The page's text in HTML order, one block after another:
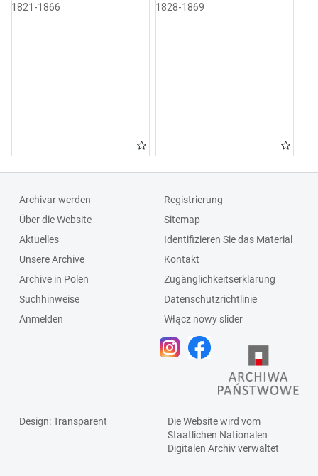
Domainen-
1821-1866
und
1828-1869
Archivar werden
Über die Website
Aktuelles
Unsere Archive
Archive in Polen
Suchhinweise
Anmelden
Registrierung
Sitemap
Identifizieren Sie das Material
Kontakt
Zugänglichkeitserklärung
Datenschutzrichtlinie
Włącz nowy slider
Design: Transparent
Die Website wird vom
Staatlichen Nationalen
Digitalen Archivverwaltet